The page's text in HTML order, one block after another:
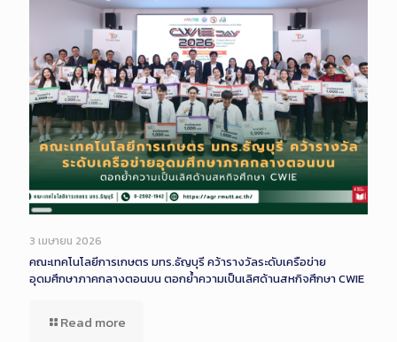
Long
Description
3 เมษายน 2026
คณะเทคโนโลยีการเกษตร มทร.ธัญบุรี คว้ารางวัลระดับเครือข่าย
อุดมศึกษาภาคกลางตอนบน ตอกย้ำความเป็นเลิศด้านสหกิจศึกษา CWIE
Read more